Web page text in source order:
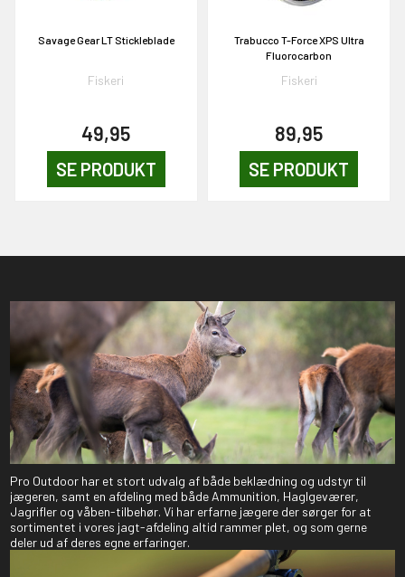
Savage Gear LT Stickleblade
Fiskeri
49,95
SE PRODUKT
Trabucco T-Force XPS Ultra
Fluorocarbon
Fiskeri
89,95
SE PRODUKT
Pro Outdoor har et stort udvalg af både beklædning og udstyr til
jægeren, samt en afdeling med både Ammunition, Haglgeværer,
Jagrifler og våben-tilbehør. Vi har erfarne jægere der sørger for at
sortimentet i vores jagt-afdeling altid rammer plet, og som gerne
deler ud af deres egne erfaringer.